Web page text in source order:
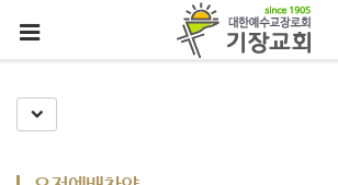
Toggle Dropdown